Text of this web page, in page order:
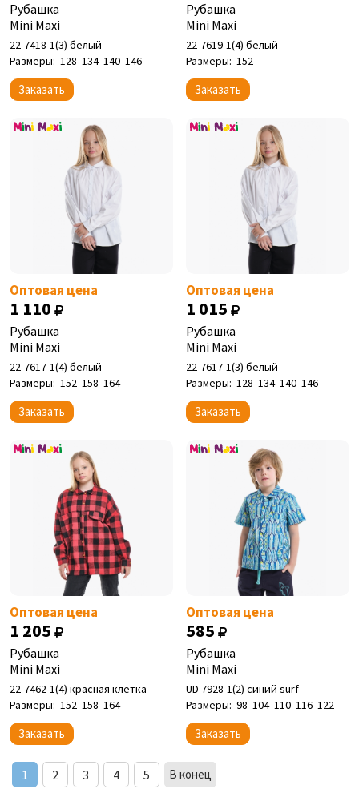
Рубашка
Mini Maxi
22-7418-1(3) белый
Размеры: 128 134 140 146
Заказать
Рубашка
Mini Maxi
22-7619-1(4) белый
Размеры: 152
Заказать
Оптовая цена
1 110
Рубашка
Mini Maxi
22-7617-1(4) белый
Размеры: 152 158 164
Заказать
Оптовая цена
1 015
Рубашка
Mini Maxi
22-7617-1(3) белый
Размеры: 128 134 140 146
Заказать
Оптовая цена
1 205
Рубашка
Mini Maxi
22-7462-1(4) красная клетка
Размеры: 152 158 164
Заказать
Оптовая цена
585
Рубашка
Mini Maxi
UD 7928-1(2) синий surf
Размеры: 98 104 110 116 122
Заказать
1 2 3 4 5 В конец